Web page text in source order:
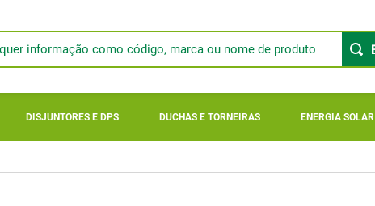
informação como código, marca ou nome de produto
DISJUNTORES E DPS DUCHAS E TORNEIRAS ENERGIA SOLAR
MAIS BUSCADOS
º
longi